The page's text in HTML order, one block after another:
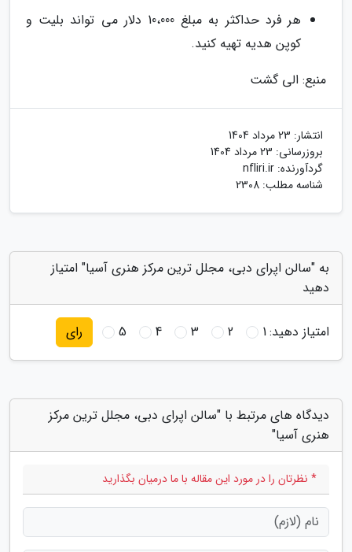
هر فرد حداکثر به مبلغ 10،000 دلار می تواند بلیت و
کوپن هدیه تهیه کنید.
منبع: الی گشت
انتشار: 23 مرداد 1404
بروزرسانی: 23 مرداد 1404
گردآورنده: nfliri.ir
شناسه مطلب: 2308
به "سالن اپرای دبی، مجلل ترین مرکز هنری آسیا" امتیاز
دهید
امتیاز دهید:1
2
3
4
5 رای
دیدگاه های مرتبط با "سالن اپرای دبی، مجلل ترین مرکز
هنری آسیا"
* نظرتان را در مورد این مقاله با ما درمیان بگذارید